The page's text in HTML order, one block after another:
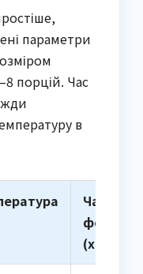
параметри
порцій. Час
в
Час під
фольгою
(хв)